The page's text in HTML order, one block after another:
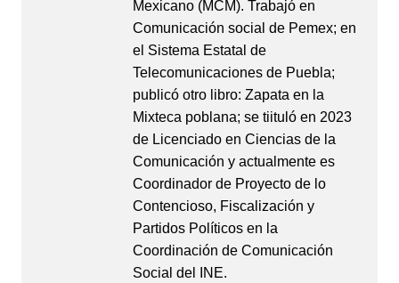
Mexicano (MCM). Trabajó en
Comunicación social de Pemex; en
el Sistema Estatal de
Telecomunicaciones de Puebla;
publicó otro libro: Zapata en la
Mixteca poblana; se tiituló en 2023
de Licenciado en Ciencias de la
Comunicación y actualmente es
Coordinador de Proyecto de lo
Contencioso, Fiscalización y
Partidos Políticos en la
Coordinación de Comunicación
Social del INE.